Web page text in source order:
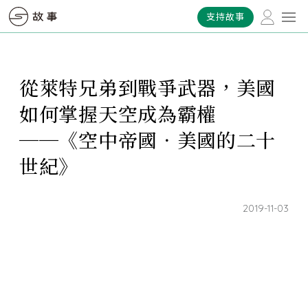
支持故事
從萊特兄弟到戰爭武器，美國
如何掌握天空成為霸權
──《空中帝國．美國的二十
世紀》
2019-11-03